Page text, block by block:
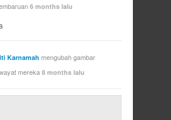
6 months lalu
Karnamah mengubah gambar
mereka8 months lalu